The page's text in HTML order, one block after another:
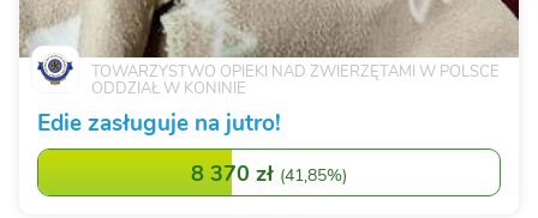
TOWARZYSTWO OPIEKI NAD ZWIERZĘTAMI W POLSCE
ODDZIAŁ W KONINIE
Edie zasługuje na jutro!
8 370 zł (41,85%)